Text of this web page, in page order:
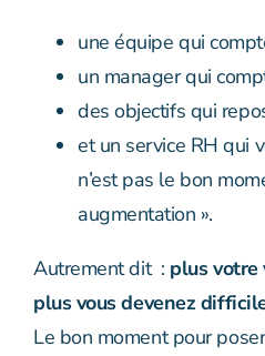
une équipe qui
un manager qui
des objectifs qui
et un service RH qui
n’est pas le bon
augmentation ».
Autrement dit : plus votre
plus vous devenez
Le bon moment pour